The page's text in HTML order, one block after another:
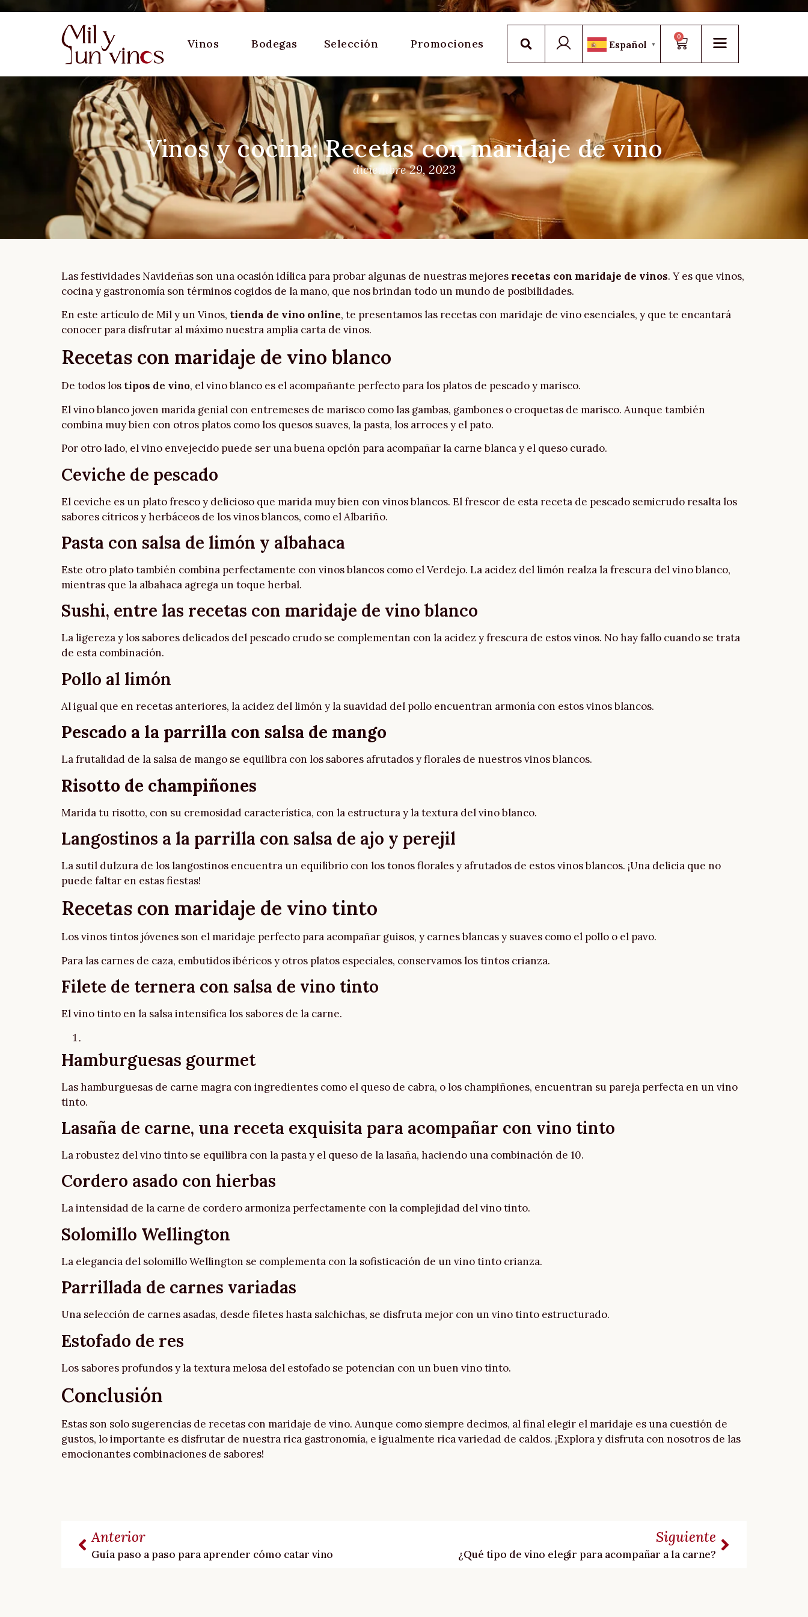
Vinos Bodegas Selección Promociones Español ▼
0
Vinos y cocina: Recetas con maridaje de vino
diciembre 29, 2023
Las festividades Navideñas son una ocasión idílica para probar algunas de nuestras mejores recetas con maridaje de vinos. Y es que vinos,
cocina y gastronomía son términos cogidos de la mano, que nos brindan todo un mundo de posibilidades.
En este artículo de Mil y un Vinos, tienda de vino online, te presentamos las recetas con maridaje de vino esenciales, y que te encantará
conocer para disfrutar al máximo nuestra amplia carta de vinos.
Recetas con maridaje de vino blanco
De todos los tipos de vino, el vino blanco es el acompañante perfecto para los platos de pescado y marisco.
El vino blanco joven marida genial con entremeses de marisco como las gambas, gambones o croquetas de marisco. Aunque también
combina muy bien con otros platos como los quesos suaves, la pasta, los arroces y el pato.
Por otro lado, el vino envejecido puede ser una buena opción para acompañar la carne blanca y el queso curado.
Ceviche de pescado
El ceviche es un plato fresco y delicioso que marida muy bien con vinos blancos. El frescor de esta receta de pescado semicrudo resalta los
sabores cítricos y herbáceos de los vinos blancos, como el Albariño.
Pasta con salsa de limón y albahaca
Este otro plato también combina perfectamente con vinos blancos como el Verdejo. La acidez del limón realza la frescura del vino blanco,
mientras que la albahaca agrega un toque herbal.
Sushi, entre las recetas con maridaje de vino blanco
La ligereza y los sabores delicados del pescado crudo se complementan con la acidez y frescura de estos vinos. No hay fallo cuando se trata
de esta combinación.
Pollo al limón
Al igual que en recetas anteriores, la acidez del limón y la suavidad del pollo encuentran armonía con estos vinos blancos.
Pescado a la parrilla con salsa de mango
La frutalidad de la salsa de mango se equilibra con los sabores afrutados y florales de nuestros vinos blancos.
Risotto de champiñones
Marida tu risotto, con su cremosidad característica, con la estructura y la textura del vino blanco.
Langostinos a la parrilla con salsa de ajo y perejil
La sutil dulzura de los langostinos encuentra un equilibrio con los tonos florales y afrutados de estos vinos blancos. ¡Una delicia que no
puede faltar en estas fiestas!
Recetas con maridaje de vino tinto
Los vinos tintos jóvenes son el maridaje perfecto para acompañar guisos, y carnes blancas y suaves como el pollo o el pavo.
Para las carnes de caza, embutidos ibéricos y otros platos especiales, conservamos los tintos crianza.
Filete de ternera con salsa de vino tinto
El vino tinto en la salsa intensifica los sabores de la carne.
Hamburguesas gourmet
Las hamburguesas de carne magra con ingredientes como el queso de cabra, o los champiñones, encuentran su pareja perfecta en un vino
tinto.
Lasaña de carne, una receta exquisita para acompañar con vino tinto
La robustez del vino tinto se equilibra con la pasta y el queso de la lasaña, haciendo una combinación de 10.
Cordero asado con hierbas
La intensidad de la carne de cordero armoniza perfectamente con la complejidad del vino tinto.
Solomillo Wellington
La elegancia del solomillo Wellington se complementa con la sofisticación de un vino tinto crianza.
Parrillada de carnes variadas
Una selección de carnes asadas, desde filetes hasta salchichas, se disfruta mejor con un vino tinto estructurado.
Estofado de res
Los sabores profundos y la textura melosa del estofado se potencian con un buen vino tinto.
Conclusión
Estas son solo sugerencias de recetas con maridaje de vino. Aunque como siempre decimos, al final elegir el maridaje es una cuestión de
gustos, lo importante es disfrutar de nuestra rica gastronomía, e igualmente rica variedad de caldos. ¡Explora y disfruta con nosotros de las
emocionantes combinaciones de sabores!
Anterior
Guía paso a paso para aprender cómo catar vino
Siguiente
¿Qué tipo de vino elegir para acompañar a la carne?